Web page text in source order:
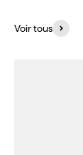
Voir tous